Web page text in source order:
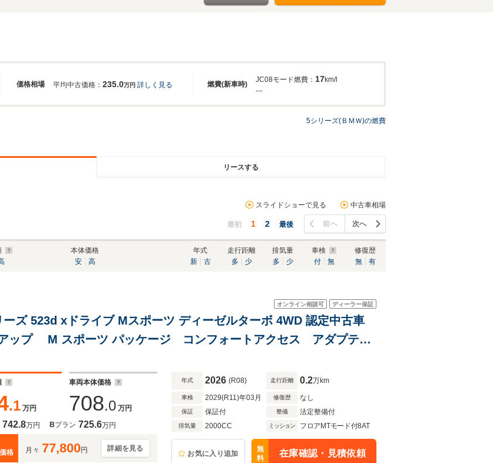
価格相場 燃費(新車時)
平均中古価格： 235.0万円 詳しく見る
JC08モード燃費： 17km/l
---
5シリーズ(ＢＭＷ)の燃費
リースする
スライドショーで見る 中古車相場
最初 1 2 最後 前へ 次へ
本体価格
安
高
年式
新
古
走行距離
多
少
排気量
多
少
車検
付
無
修復歴
無
有
オンライン相談可 ディーラー保証
ーズ 523d xドライブ Mスポーツ ディーゼルターボ 4WD 認定中古車
ップ M スポーツ パッケージ コンフォートアクセス アダプティ
ッショナル
.1 万円
車両本体価格
708.0 万円
742.8万円 Bプラン 725.6万円
格
月々 77,800円 詳細を見る
年式 2026 (R08) 走行距離 0.2万km
車検 2029(R11)年03月 修復歴 なし
保証 保証付 整備 法定整備付
排気量 2000CC ミッション フロアMTモード付8AT
お気に入り追加
無
料
在庫確認・見積依頼